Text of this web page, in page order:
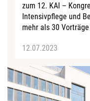
zum 12. KAI –
Intensivpflege und
mehr als 30
12.07.2023